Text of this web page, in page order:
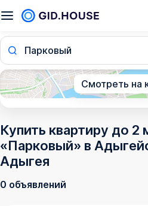
Парковый
Смотреть на
Купить квартиру до
«Парковый» в
Адыгея
0 объявлений